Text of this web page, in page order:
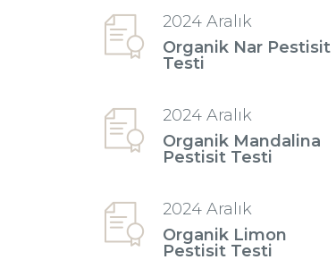
2024 Aralık
Organik Nar Pestisit
Testi
2024 Aralık
Organik Mandalina
Pestisit Testi
2024 Aralık
Organik Limon
Pestisit Testi